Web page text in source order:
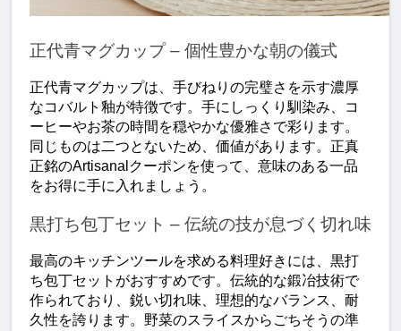
正代青マグカップ – 個性豊かな朝の儀式
正代青マグカップは、手びねりの完璧さを示す濃厚
なコバルト釉が特徴です。手にしっくり馴染み、コ
ーヒーやお茶の時間を穏やかな優雅さで彩ります。
同じものは二つとないため、価値があります。正真
正銘のArtisanalクーポンを使って、意味のある一品
をお得に手に入れましょう。
黒打ち包丁セット – 伝統の技が息づく切れ味
最高のキッチンツールを求める料理好きには、黒打
ち包丁セットがおすすめです。伝統的な鍛冶技術で
作られており、鋭い切れ味、理想的なバランス、耐
久性を誇ります。野菜のスライスからごちそうの準